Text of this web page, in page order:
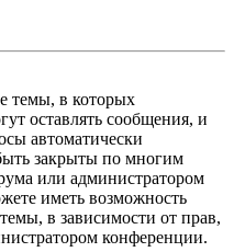
темы, в которых
оставлять сообщения, и
автоматически
закрыты по многим
или администратором
иметь возможность
в зависимости от прав,
конференции.